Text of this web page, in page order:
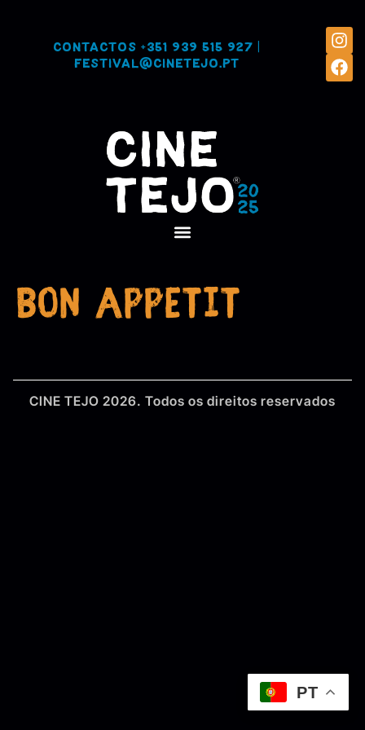
Contactos +351 939 515 927
festival@cinetejo.pt
BON APPETIT
CINE TEJO 2026. Todos os direitos reservados
PT